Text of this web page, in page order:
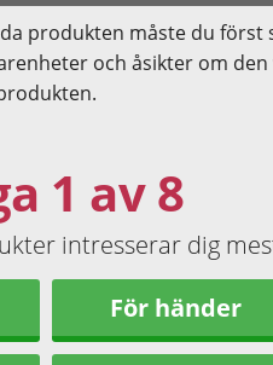
produkten måste du först
och åsikter om den
1 av 8
intresserar dig
För händer